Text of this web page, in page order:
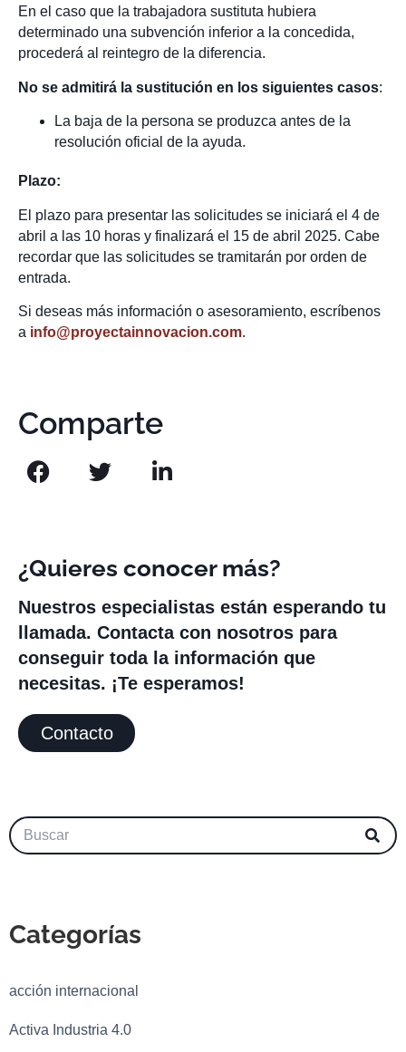
En el caso que la trabajadora sustituta hubiera
determinado una subvención inferior a la concedida,
procederá al reintegro de la diferencia.
No se admitirá la sustitución en los siguientes casos:
La baja de la persona se produzca antes de la
resolución oficial de la ayuda.
Plazo:
El plazo para presentar las solicitudes se iniciará el 4 de
abril a las 10 horas y finalizará el 15 de abril 2025. Cabe
recordar que las solicitudes se tramitarán por orden de
entrada.
Si deseas más información o asesoramiento, escríbenos
a info@proyectainnovacion.com.
Comparte
¿Quieres conocer más?
Nuestros especialistas están esperando tu
llamada. Contacta con nosotros para
conseguir toda la información que
necesitas. ¡Te esperamos!
Contacto
Categorías
acción internacional
Activa Industria 4.0